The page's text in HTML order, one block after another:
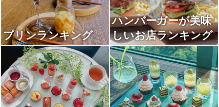
プリンランキング
ハンバーガーが美味
しいお店ランキング